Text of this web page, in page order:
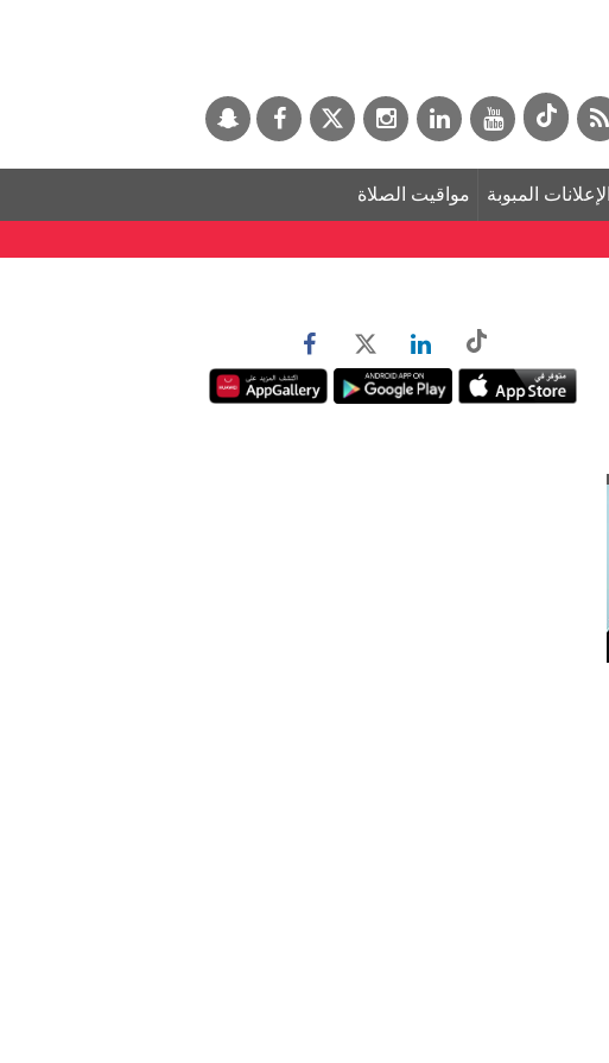
الإعلانات المبوبة مواقيت الصلاة